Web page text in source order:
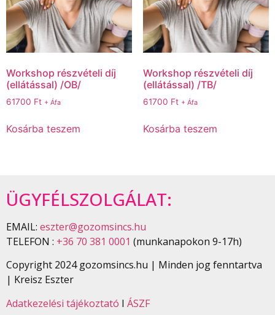
Workshop részvételi díj
(ellátással) /OB/
61700 Ft + Áfa
Kosárba teszem
Workshop részvételi díj
(ellátással) /TB/
61700 Ft + Áfa
Kosárba teszem
ÜGYFÉLSZOLGÁLAT:
EMAIL: eszter@gozomsincs.hu
TELEFON : +36 70 381 0001 (munkanapokon 9-17h)
Copyright 2024 gozomsincs.hu | Minden jog fenntartva
| Kreisz Eszter
Adatkezelési tájékoztató I ÁSZF